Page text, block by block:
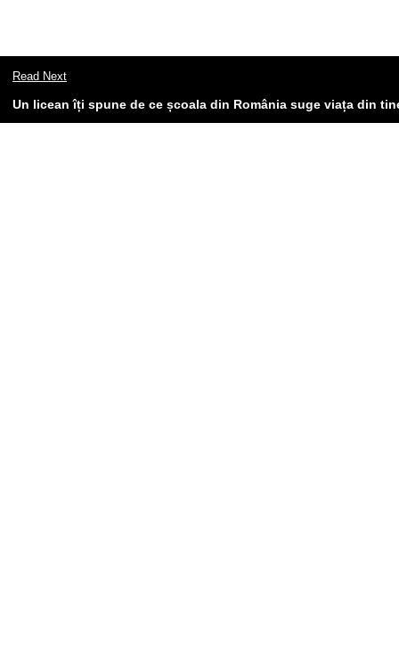
Read Next
Un licean îți spune de ce școala din România suge viața din